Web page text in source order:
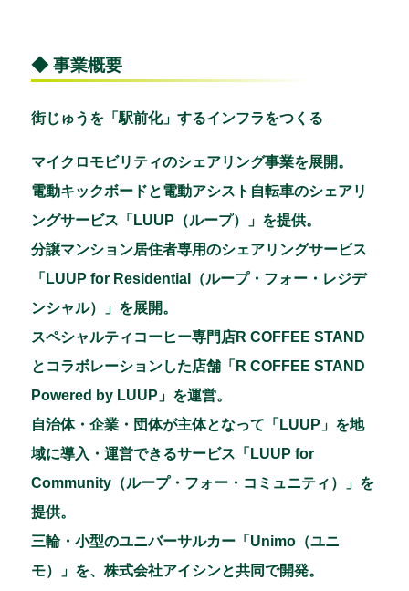
◆ 事業概要
街じゅうを「駅前化」するインフラをつくる
マイクロモビリティのシェアリング事業を展開。
電動キックボードと電動アシスト自転車のシェアリ
ングサービス「LUUP（ループ）」を提供。
分譲マンション居住者専用のシェアリングサービス
「LUUP for Residential（ループ・フォー・レジデ
ンシャル）」を展開。
スペシャルティコーヒー専門店R COFFEE STAND
とコラボレーションした店舗「R COFFEE STAND
Powered by LUUP」を運営。
自治体・企業・団体が主体となって「LUUP」を地
域に導入・運営できるサービス「LUUP for
Community（ループ・フォー・コミュニティ）」を
提供。
三輪・小型のユニバーサルカー「Unimo（ユニ
モ）」を、株式会社アイシンと共同で開発。